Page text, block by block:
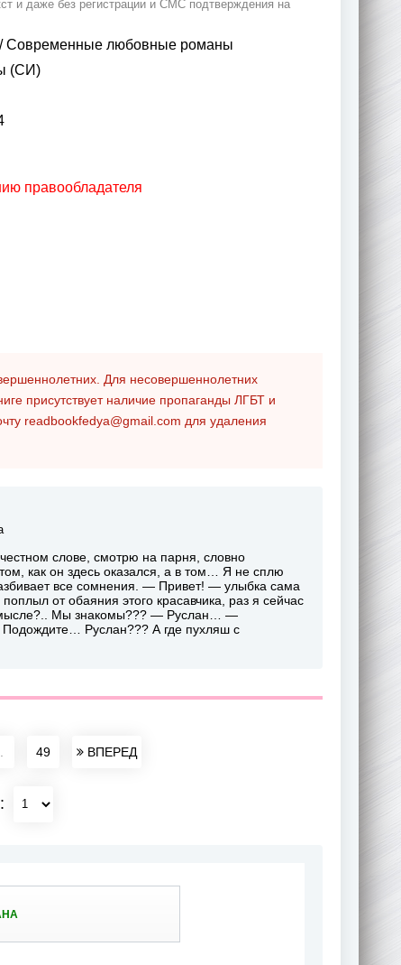
и даже без регистрации и СМС подтверждения на
/Современные любовные романы
(СИ)
правообладателя
Для несовершеннолетних
присутствует наличие пропаганды ЛГБТ и
readbookfedya@gmail.com для удаления
слове, смотрю на парня, словно
как он здесь оказался, а в том… Я не сплю
все сомнения. — Привет! — улыбка сама
от обаяния этого красавчика, раз я сейчас
Мы знакомы??? — Руслан… —
Подождите… Руслан??? А где пухляш с
49 ВПЕРЕД